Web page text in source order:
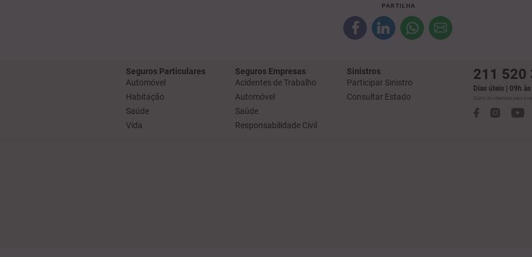
PARTILHA
Seguros Particulares
Automóvel
Habitação
Saúde
Vida
Seguros Empresas
Acidentes de Trabalho
Automóvel
Saúde
Responsabilidade Civil
Sinistros
Participar Sinistro
Consultar Estado
211 520
Dias úteis | 09h
Custo de chamada para a